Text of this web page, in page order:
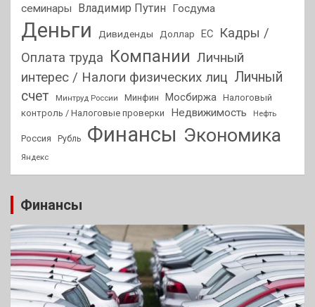
семинары
Владимир Путин Госдума
Деньги Дивиденды Доллар ЕС
Кадры /
Оплата труда Компании Личный
интерес / Налоги физических лиц Личный
счет
Минтруд России Минфин Мосбиржа Налоговый
контроль / Налоговые проверки
Недвижимость Нефть
Россия Рубль Финансы Экономика
Яндекс
Финансы